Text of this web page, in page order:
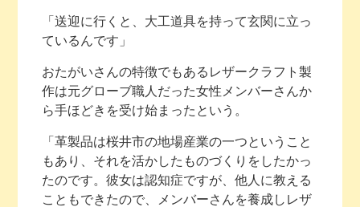
「送迎に行くと、大工道具を持って玄関に立っ
ているんです」
おたがいさんの特徴でもあるレザークラフト製
作は元グローブ職人だった女性メンバーさんか
ら手ほどきを受け始まったという。
「革製品は桜井市の地場産業の一つということ
もあり、それを活かしたものづくりをしたかっ
たのです。彼女は認知症ですが、他人に教える
こともできたので、メンバーさんを養成しレザ